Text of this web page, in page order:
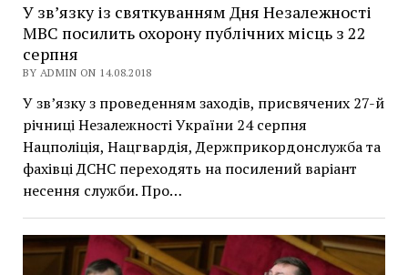
У зв’язку із святкуванням Дня Незалежності
МВС посилить охорону публічних місць з 22
серпня
BY ADMIN ON 14.08.2018
У зв’язку з проведенням заходів, присвячених 27-й
річниці Незалежності України 24 серпня
Нацполіція, Нацгвардія, Держприкордонслужба та
фахівці ДСНС переходять на посилений варіант
несення служби. Про…